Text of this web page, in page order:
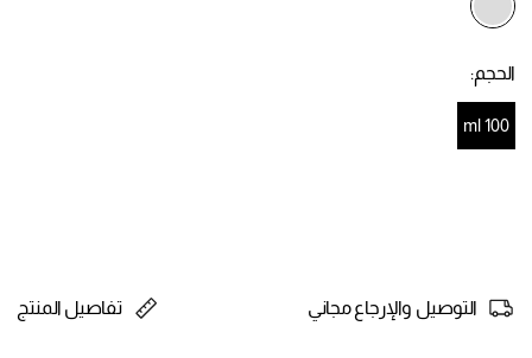
الحجم:
100 ml
التوصيل والإرجاع مجاني تفاصيل المنتج